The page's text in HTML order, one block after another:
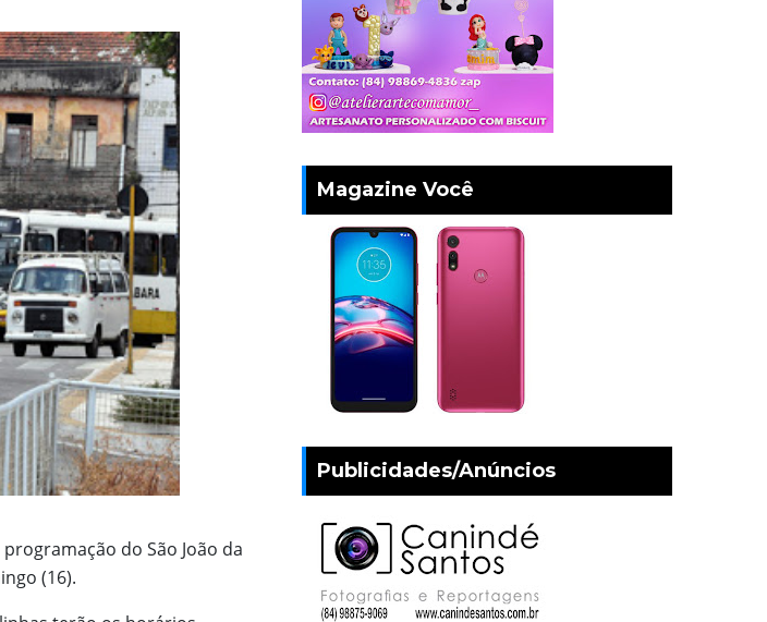
do São João da
(16).
Magazine Você
Publicidades/Anúncios